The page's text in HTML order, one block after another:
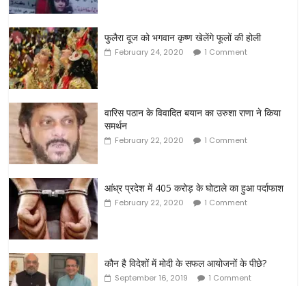
फुलैरा दूज को भगवान कृष्ण खेलेंगे फूलों की होली
February 24, 2020 1 Comment
वारिस पठान के विवादित बयान का उरुशा राणा ने किया
समर्थन
February 22, 2020 1 Comment
आंध्र प्रदेश में 405 करोड़ के घोटाले का हुआ पर्दाफाश
February 22, 2020 1 Comment
कौन है विदेशों में मोदी के सफल आयोजनों के पीछे?
September 16, 2019 1 Comment